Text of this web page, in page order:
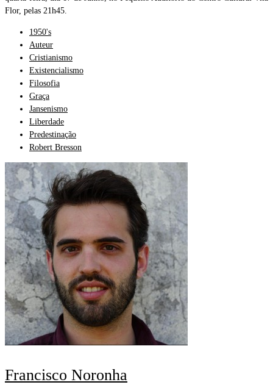
Flor, pelas 21h45.
1950's
Auteur
Cristianismo
Existencialismo
Filosofia
Graça
Jansenismo
Liberdade
Predestinação
Robert Bresson
Francisco Noronha